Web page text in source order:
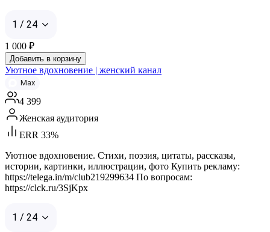
1 / 24
1 000 ₽
Добавить в корзину
Уютное вдохновение | женский канал
Max
4 399
Женская аудитория
ERR 33%
Уютное вдохновение. Стихи, поэзия, цитаты, рассказы,
истории, картинки, иллюстрации, фото Купить рекламу:
https://telega.in/m/club219299634 По вопросам:
https://clck.ru/3SjKpx
1 / 24